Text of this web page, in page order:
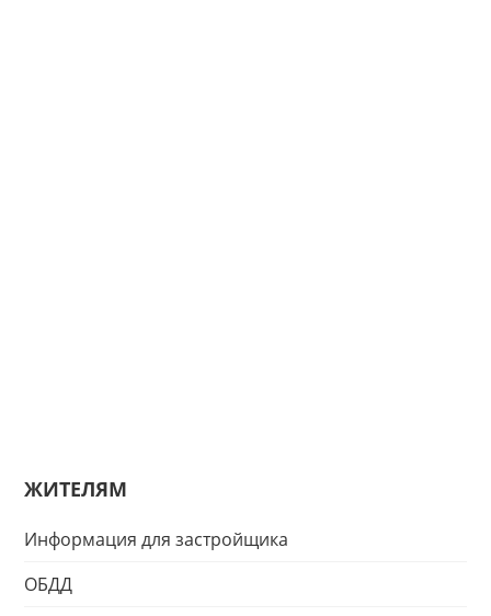
ЖИТЕЛЯМ
Информация для застройщика
ОБДД